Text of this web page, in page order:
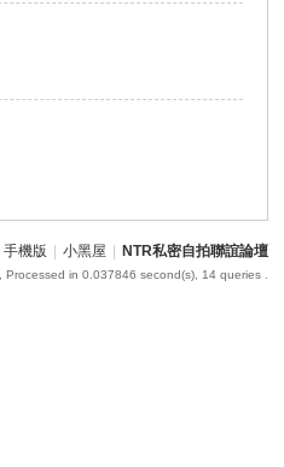
手機版 小黑屋 NTR私密自拍聯誼論壇
, Processed in 0.037846 second(s), 14 queries .